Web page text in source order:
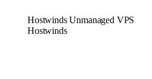
Hostwinds Unmanaged VPS
Hostwinds